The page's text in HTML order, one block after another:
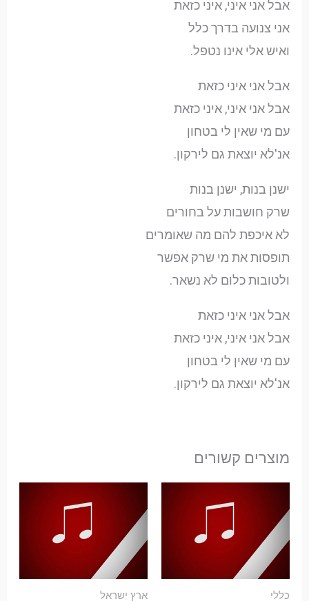
אבל אני איני, איני כזאת
אני צנועה בדרך כלל
ואיש אלי אינו נטפל.
אבל אני איני כזאת
אבל אני איני, איני כזאת
עם מי שאין לי בטחון
אנ'לא יוצאת גם לירקון.
ישנן בנות, ישנן בנות
שרק חושבות על בחורים
לא איכפת להם מה שאומרים
תופסות את מי שרק אפשר
ולטובות כלום לא נשאר.
אבל אני איני כזאת
אבל אני איני, איני כזאת
עם מי שאין לי בטחון
אנ'לא יוצאת גם לירקון.
מוצרים קשורים
כללי ארץ ישראל